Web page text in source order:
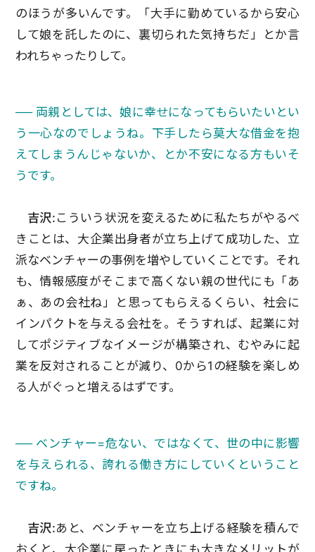
のほうが多いんです。「大手に勤めているから安心
して娘を託したのに、裏切られた気持ちだ」とか言
われちゃったりして。
── 両親としては、娘に幸せになってもらいたいとい
う一心なのでしょうね。下手したら莫大な借金を抱
えてしまうんじゃないか、とか不安になる方もいそ
うです。
吉沢: こういう状況を変えるために私たちがやるべ
きことは、大企業出身者が立ち上げて成功した、立
派なベンチャーの事例を増やしていくことです。それ
も、情報感度がそこまで高くない親の世代にも「あ
ぁ、あの会社ね」と思ってもらえるくらい、社会に
インパクトを与える会社を。そうすれば、起業に対
してポジティブなイメージが構築され、むやみに起
業を反対されることが減り、0から1の経験を楽しめ
る人がぐっと増えるはずです。
── ベンチャー=危ない、ではなくて、世の中に影響
を与えられる、誇れる働き方にしていくということ
ですね。
吉沢:あと、ベンチャーを立ち上げる経験を積んで